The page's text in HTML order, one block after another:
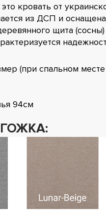
кровать от
из ДСП и
щита
(при спальном месте
94см